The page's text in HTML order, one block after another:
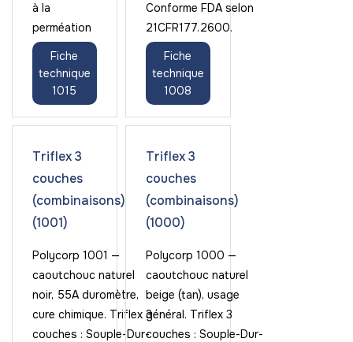
à la
perméation
Fiche
technique
1015
Conforme FDA selon
21CFR177.2600.
Fiche
technique
1008
Triflex 3
couches
(combinaisons)
(1001)
Polycorp 1001 —
caoutchouc naturel
noir, 55A duromètre,
cure chimique. Triflex 3
couches : Souple-Dur-
Triflex 3
couches
(combinaisons)
(1000)
Polycorp 1000 —
caoutchouc naturel
beige (tan), usage
général. Triflex 3
couches : Souple-Dur-